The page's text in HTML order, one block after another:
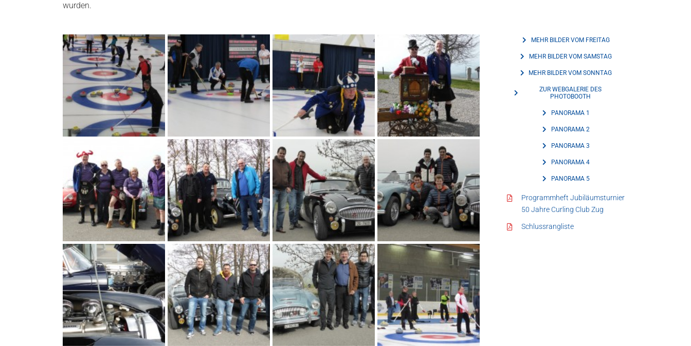
wurden.
MEHR BILDER VOM FREITAG
MEHR BILDER VOM SAMSTAG
MEHR BILDER VOM SONNTAG
ZUR WEBGALERIE DES
PHOTOBOOTH
PANORAMA 1
PANORAMA 2
PANORAMA 3
PANORAMA 4
PANORAMA 5
Programmheft Jubiläumsturnier
50 Jahre Curling Club Zug
Schlussrangliste